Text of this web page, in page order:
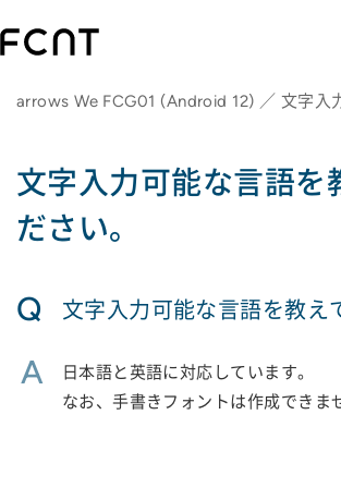
arrows We FCG01 (Android 12) ／ 文字入
文字入力可能な言語を
ださい。
Q 文字入力可能な言語を教え
A
日本語と英語に対応しています。
なお、手書きフォントは作成できま